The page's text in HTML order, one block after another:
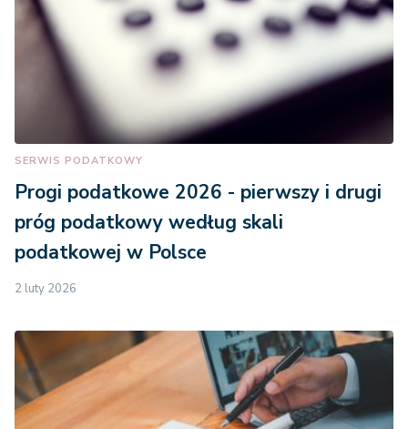
SERWIS PODATKOWY
Progi podatkowe 2026 - pierwszy i drugi
próg podatkowy według skali
podatkowej w Polsce
2 luty 2026